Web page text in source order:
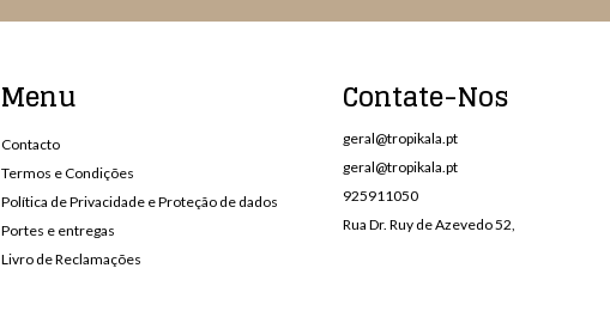
Menu
Contacto
Termos e Condições
Política de Privacidade e Proteção de dados
Portes e entregas
Livro de Reclamações
Contate-Nos
geral@tropikala.pt
geral@tropikala.pt
925911050
Rua Dr. Ruy de Azevedo 52,